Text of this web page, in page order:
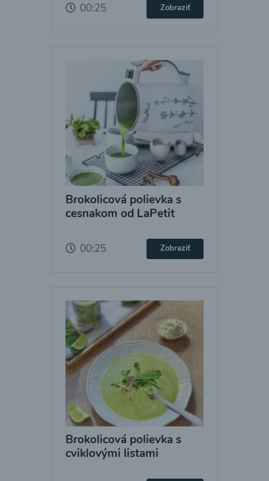
00:25 Zobraziť
Brokolicová polievka s
cesnakom od LaPetit
00:25 Zobraziť
Brokolicová polievka s
cviklovými listami